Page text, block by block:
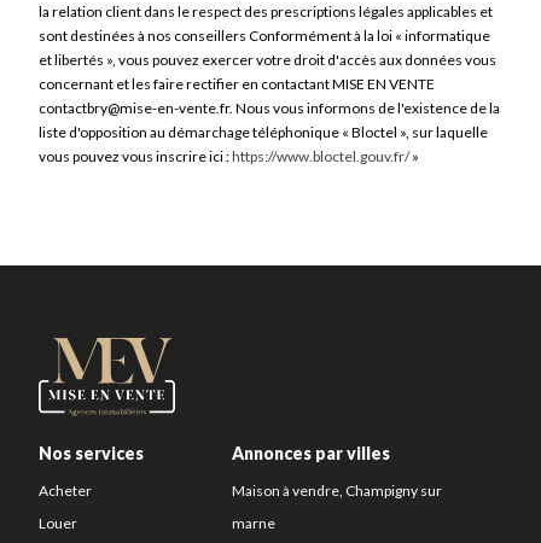
la relation client dans le respect des prescriptions légales applicables et
sont destinées à nos conseillers Conformément à la loi « informatique
et libertés », vous pouvez exercer votre droit d'accès aux données vous
concernant et les faire rectifier en contactant MISE EN VENTE
contactbry@mise-en-vente.fr. Nous vous informons de l'existence de la
liste d'opposition au démarchage téléphonique « Bloctel », sur laquelle
vous pouvez vous inscrire ici :https://www.bloctel.gouv.fr/»
Nos services
Acheter
Louer
Annonces par villes
Maison à vendre, Champigny sur
marne